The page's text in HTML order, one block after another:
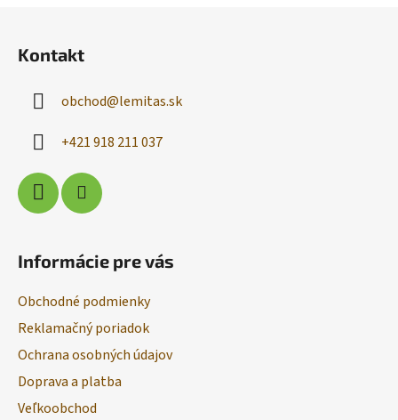
Kontakt
obchod@lemitas.sk
+421 918 211 037
Informácie pre vás
Obchodné podmienky
Reklamačný poriadok
Ochrana osobných údajov
Doprava a platba
Veľkoobchod